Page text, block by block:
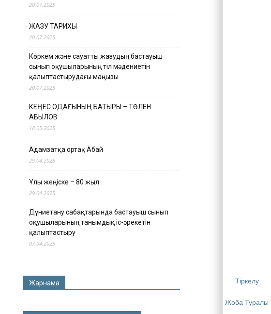
Тіркелу
Жоба Туралы
20.07.2025
ЖАЗУ ТАРИХЫ
20.07.2025
Көркем және сауатты жазудың бастауыш
сынып оқушыларының тіл мәдениетін
қалыптастырудағы маңызы
20.07.2025
КЕҢЕС ОДАҒЫНЫҢ БАТЫРЫ – ТӨЛЕН
ҚАБЫЛОВ
18.05.2025
Адамзатқа ортақ Абай
29.04.2025
Ұлы жеңіске – 80 жыл
29.04.2025
Дүниетану сабақтарында бастауыш сынып
оқушыларының танымдық іс-әрекетін
қалыптастыру
07.04.2025
Жарнама